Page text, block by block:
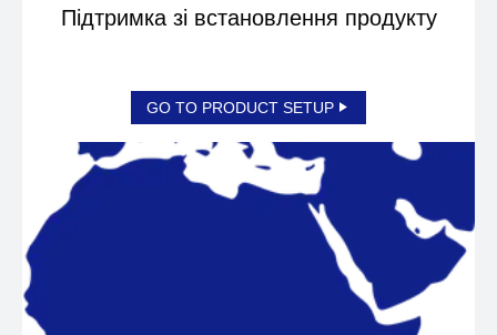
Підтримка зі встановлення продукту
GO TO PRODUCT SETUP